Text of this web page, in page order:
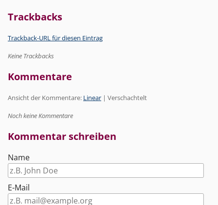
Trackbacks
Trackback-URL für diesen Eintrag
Keine Trackbacks
Kommentare
Ansicht der Kommentare: Linear | Verschachtelt
Noch keine Kommentare
Kommentar schreiben
Name
E-Mail